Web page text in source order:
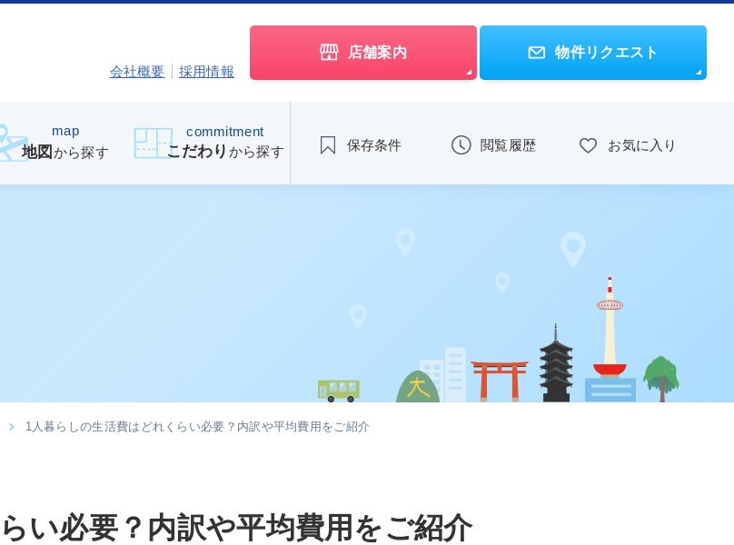
会社概要 採用情報
店舗案内 物件リクエスト
map
地図 から探す
commitment
こだわり から探す 保存条件 閲覧履歴 お気に入り
1人暮らしの生活費はどれくらい必要？内訳や平均費用をご紹介
い必要？内訳や平均費用をご紹介